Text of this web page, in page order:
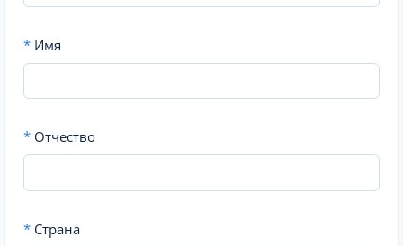
* Имя
* Отчество
* Страна